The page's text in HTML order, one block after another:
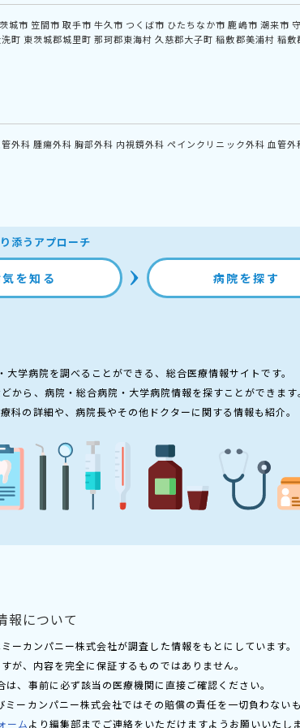
城市 笠間市 取手市 牛久市 つくば市 ひたちなか市 鹿嶋市 潮来市
町 東茨城郡城里町 那珂郡東海村 久慈郡大子町 稲敷郡美浦村 稲敷
外科 腫瘍外科 胸部外科 内視鏡外科 ペインクリニック外科 血管外
添うアプローチ
を知る 病院を探す
学病院を調べることができる、総合医療情報サイトです。
から、病院・総合病院・大学病院情報を探すことができます
科の詳細や、病院長やその他ドクターに関する情報も紹介。
報について
ーカンパニー株式会社が調査した情報をもとにしています。
が、内容を完全に保証するものではありません。
、事前に必ず該当の医療機関に直接ご確認ください。
ーカンパニー株式会社ではその賠償の責任を一切負わないも
ームより編集部までご連絡をいただけますようお願いいたしま